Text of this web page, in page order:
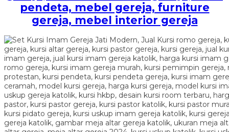
pendeta, mebel gereja, furniture
gereja, mebel interior gereja